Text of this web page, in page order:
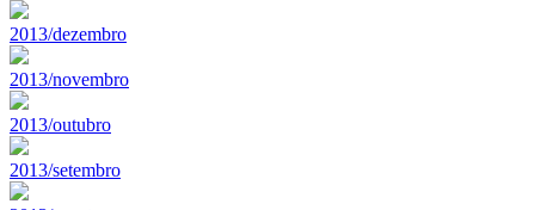
2013/dezembro
2013/novembro
2013/outubro
2013/setembro